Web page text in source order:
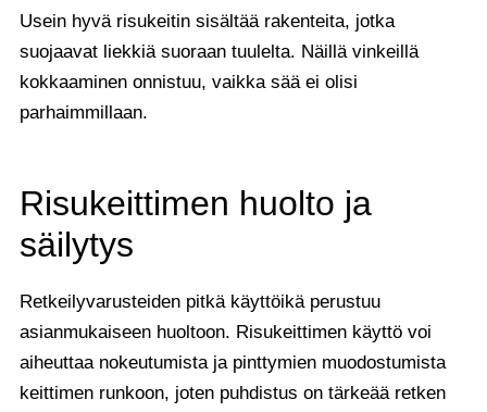
Usein hyvä risukeitin sisältää rakenteita, jotka
suojaavat liekkiä suoraan tuulelta. Näillä vinkeillä
kokkaaminen onnistuu, vaikka sää ei olisi
parhaimmillaan.
Risukeittimen huolto ja
säilytys
Retkeilyvarusteiden pitkä käyttöikä perustuu
asianmukaiseen huoltoon. Risukeittimen käyttö voi
aiheuttaa nokeutumista ja pinttymien muodostumista
keittimen runkoon, joten puhdistus on tärkeää retken